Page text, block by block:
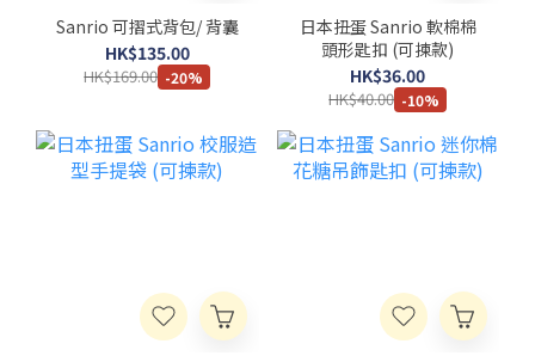
Sanrio 可摺式背包/ 背囊
HK$135.00
HK$169.00 -20%
日本扭蛋 Sanrio 軟棉棉
頭形匙扣 (可揀款)
HK$36.00
HK$40.00 -10%